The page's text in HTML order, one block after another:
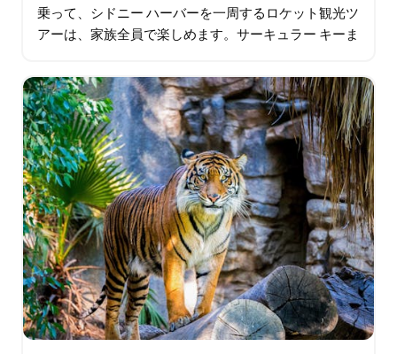
乗って、シドニー ハーバーを一周するロケット観光ツ
アーは、家族全員で楽しめます。サーキュラー キーま
ら…